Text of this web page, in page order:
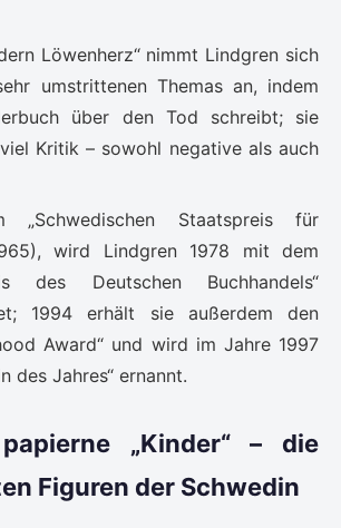
Löwenherz“ nimmt Lindgren sich
umstrittenen Themas an, indem
über den Tod schreibt; sie
Kritik – sowohl negative als auch
„Schwedischen Staatspreis für
wird Lindgren 1978 mit dem
des Deutschen Buchhandels“
1994 erhält sie außerdem den
Award“ und wird im Jahre 1997
des Jahres“ ernannt.
„Kinder“ – die
Figuren der Schwedin